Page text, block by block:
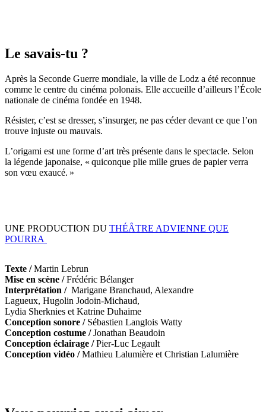
Le savais-tu ?
Après la Seconde Guerre mondiale, la ville de Lodz a été reconnue
comme le centre du cinéma polonais. Elle accueille d’ailleurs l’École
nationale de cinéma fondée en 1948.
Résister, c’est se dresser, s’insurger, ne pas céder devant ce que l’on
trouve injuste ou mauvais.
L’origami est une forme d’art très présente dans le spectacle. Selon
la légende japonaise, « quiconque plie mille grues de papier verra
son vœu exaucé. »
UNE PRODUCTION DU THÉÂTRE ADVIENNE QUE
POURRA
Texte /Martin Lebrun
Mise en scène /Frédéric Bélanger
Interprétation / Marigane Branchaud, Alexandre
Lagueux, Hugolin Jodoin-Michaud,
Lydia Sherknies et Katrine Duhaime
Conception sonore / Sébastien Langlois Watty
Conception costume /Jonathan Beaudoin
Conception éclairage /Pier-Luc Legault
Conception vidéo /Mathieu Lalumière et Christian Lalumière